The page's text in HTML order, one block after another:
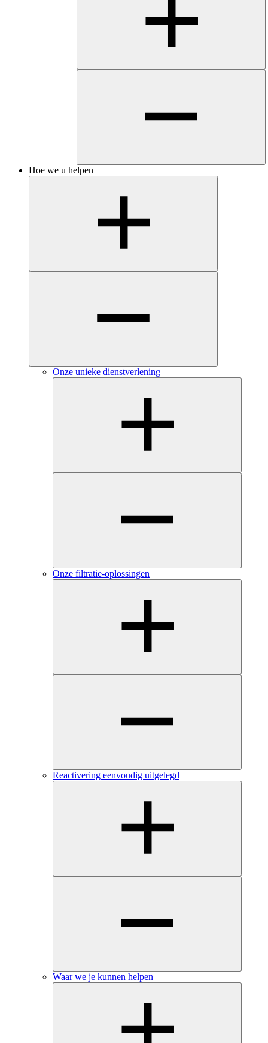
Hoe we u helpen
Onze unieke dienstverlening
Onze filtratie-oplossingen
Reactivering eenvoudig uitgelegd
Waar we je kunnen helpen